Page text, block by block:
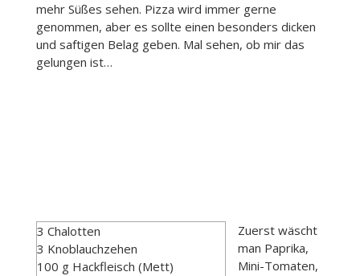
mehr Süßes sehen. Pizza wird immer gerne
genommen, aber es sollte einen besonders dicken
und saftigen Belag geben. Mal sehen, ob mir das
gelungen ist…
3 Chalotten
3 Knoblauchzehen
100 g Hackfleisch (Mett)
Zuerst wäscht
man Paprika,
Mini-Tomaten,